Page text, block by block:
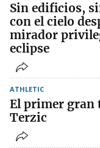
Sin edificios,
con el cielo
mirador
eclipse
ATHLETIC
El primer gran
Terzic